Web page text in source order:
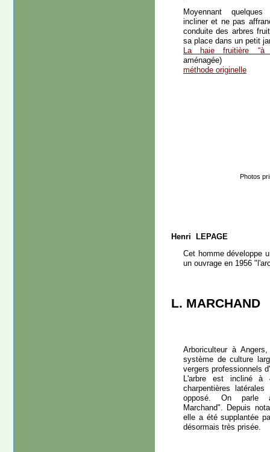
Moyennant
incliner et ne pas
conduite des arbres
sa place dans un petit
La haie fruitière “à
aménagée)
méthode originelle
Photos
Henri LEPAGE
Cet homme développe
un ouvrage en 1956
L. MARCHAND
Arboriculteur à
système de culture
vergers professionnels
L'arbre est incliné à
charpentières
opposé. On parle
Marchand". Depuis
elle a été supplantée
désormais très prisée.